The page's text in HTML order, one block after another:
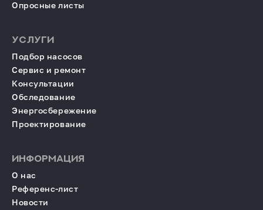
Опросные листы
УСЛУГИ
Подбор насосов
Сервис и ремонт
Консультации
Обследование
Энергосбережение
Проектирование
ИНФОРМАЦИЯ
О нас
Референс-лист
Новости